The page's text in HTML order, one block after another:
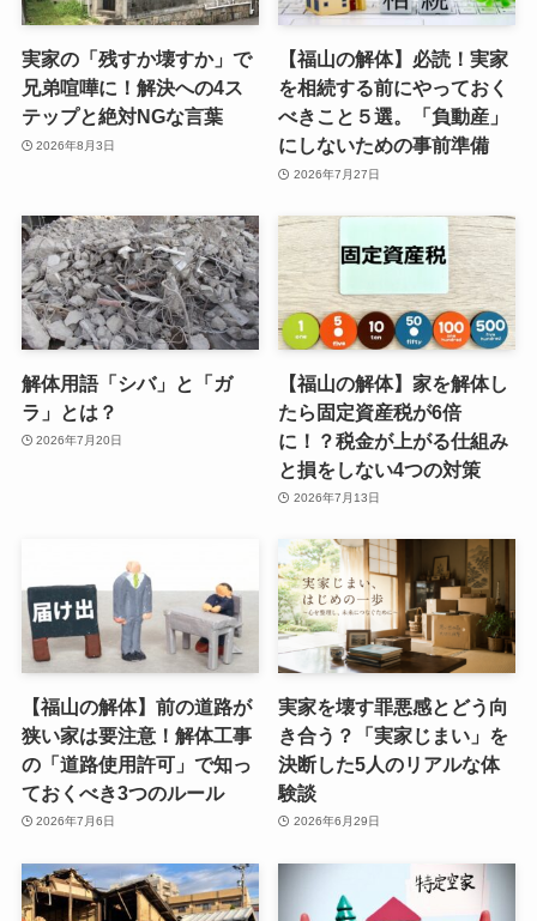
実家の「残すか壊すか」で
兄弟喧嘩に！解決への4ス
テップと絶対NGな言葉
2026年8月3日
【福山の解体】必読！実家
を相続する前にやっておく
べきこと５選。「負動産」
にしないための事前準備
2026年7月27日
解体用語「シバ」と「ガ
ラ」とは？
2026年7月20日
【福山の解体】家を解体し
たら固定資産税が6倍
に！？税金が上がる仕組み
と損をしない4つの対策
2026年7月13日
【福山の解体】前の道路が
狭い家は要注意！解体工事
の「道路使用許可」で知っ
ておくべき3つのルール
2026年7月6日
実家を壊す罪悪感とどう向
き合う？「実家じまい」を
決断した5人のリアルな体
験談
2026年6月29日